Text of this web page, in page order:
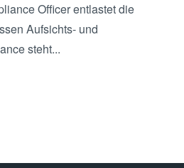
Officer entlastet die
Aufsichts- und
steht...